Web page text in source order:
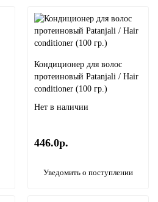
Кондиционер для волос
протеиновый Patanjali / Hair
conditioner (100 гр.)
Нет в наличии
446.0р.
Уведомить о поступлении